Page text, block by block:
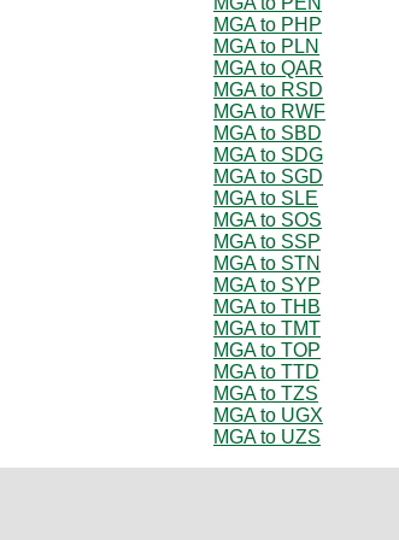
MGA to PHP
MGA to PLN
MGA to QAR
MGA to RSD
MGA to RWF
MGA to SBD
MGA to SDG
MGA to SGD
MGA to SLE
MGA to SOS
MGA to SSP
MGA to STN
MGA to SYP
MGA to THB
MGA to TMT
MGA to TOP
MGA to TTD
MGA to TZS
MGA to UGX
MGA to UZS